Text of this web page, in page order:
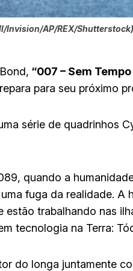
Invision/AP/REX/Shutterstock)
“007 – Sem
para seu próximo
série de quadrinhos
quando a
fuga da realidade. A
estão trabalhando nas
tecnologia na Terra:
do longa juntamente